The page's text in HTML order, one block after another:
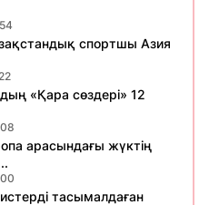
спортшы Азия
«Қара сөздері» 12
арасындағы жүктің
тасымалдаған